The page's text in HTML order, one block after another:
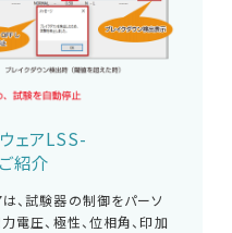
ェアLSS-
紹介
は、試験器の制御をパーソ
電圧、極性、位相角、印加